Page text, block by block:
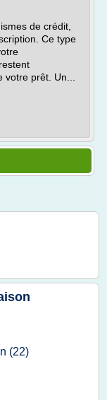
de crédit,
Ce type
prêt. Un...
(22)